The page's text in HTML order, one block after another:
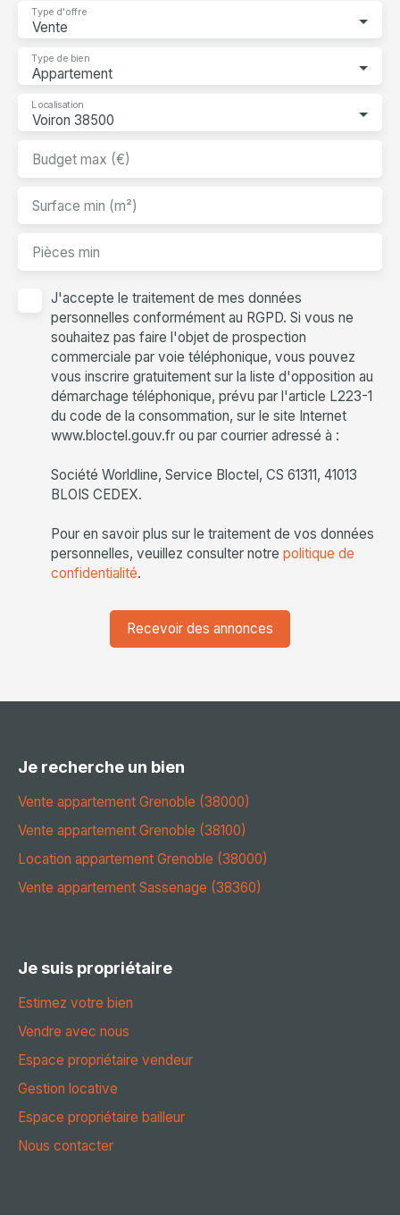
Vente
Type d'offre
Appartement
Type de bien
Voiron 38500
Localisation
Budget max (€)
Surface min (m²)
Pièces min
J'accepte le traitement de mes données
personnelles conformément au RGPD. Si vous ne
souhaitez pas faire l'objet de prospection
commerciale par voie téléphonique, vous pouvez
vous inscrire gratuitement sur la liste d'opposition au
démarchage téléphonique, prévu par l'article L223-1
du code de la consommation, sur le site Internet
www.bloctel.gouv.fr ou par courrier adressé à :
Société Worldline, Service Bloctel, CS 61311, 41013
BLOIS CEDEX.
Pour en savoir plus sur le traitement de vos données
personnelles, veuillez consulter notre politique de
confidentialité.
Recevoir des annonces
Je recherche un bien
Vente appartement Grenoble (38000)
Vente appartement Grenoble (38100)
Location appartement Grenoble (38000)
Vente appartement Sassenage (38360)
Je suis propriétaire
Estimez votre bien
Vendre avec nous
Espace propriétaire vendeur
Gestion locative
Espace propriétaire bailleur
Nous contacter